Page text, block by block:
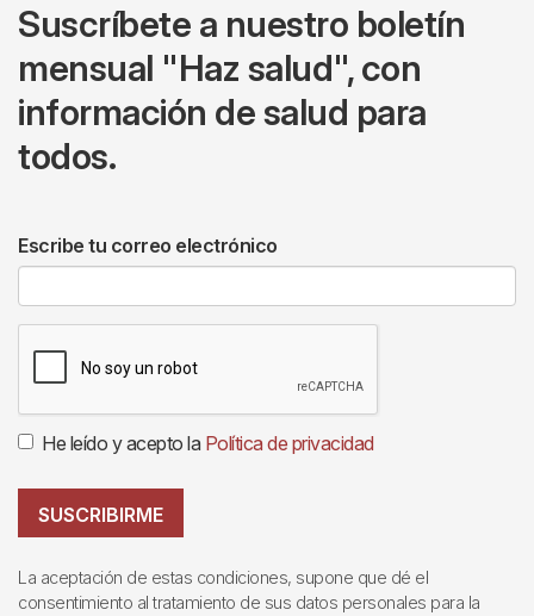
Suscríbete a nuestro boletín
mensual "Haz salud", con
información de salud para
todos.
Escribe tu correo electrónico
He leído y acepto la Política de privacidad
SUSCRIBIRME
La aceptación de estas condiciones, supone que dé el
consentimiento al tratamiento de sus datos personales para la